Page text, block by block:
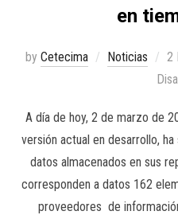
en
by Cetecima Noticias 2
A día de hoy, 2 de marzo de
versión actual en desarrollo,
datos almacenados en sus
corresponden a datos 162
proveedores de